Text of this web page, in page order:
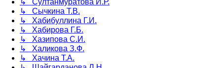
↳ Сычкина Т.В.
↳ Хабибуллина Г.И.
↳ Хабирова Г.Б.
↳ Хазипова С.И.
↳ Халикова З.Ф.
↳ Хачина Т.А.